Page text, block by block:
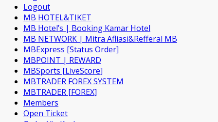
Logout
MB HOTEL&TIKET
MB Hotel’s | Booking Kamar Hotel
MB NETWORK | Mitra Afliasi&Refferal MB
MBExpress [Status Order]
MBPOINT | REWARD
MBSports [LiveScore]
MBTRADER FOREX SYSTEM
MBTRADER [FOREX]
Members
Open Ticket